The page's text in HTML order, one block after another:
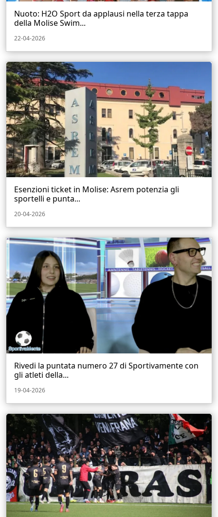
Nuoto: H2O Sport da applausi nella terza tappa
della Molise Swim...
22-04-2026
Esenzioni ticket in Molise: Asrem potenzia gli
sportelli e punta...
20-04-2026
Rivedi la puntata numero 27 di Sportivamente con
gli atleti della...
19-04-2026